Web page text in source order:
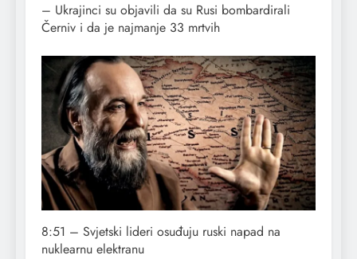
– Ukrajinci su objavili da su Rusi bombardirali
Černiv i da je najmanje 33 mrtvih
8:51 – Svjetski lideri osuđuju ruski napad na
nuklearnu elektranu